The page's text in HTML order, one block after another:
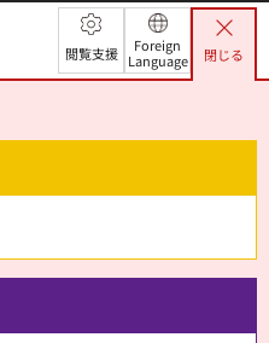
閲覧支援
Foreign
Language
閉じる